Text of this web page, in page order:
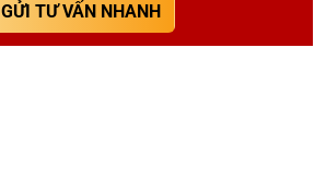
GỬI TƯ VẤN NHANH